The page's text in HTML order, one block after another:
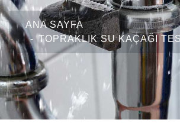
ANA SAYFA
TOPRAKLIK SU KAÇAĞI